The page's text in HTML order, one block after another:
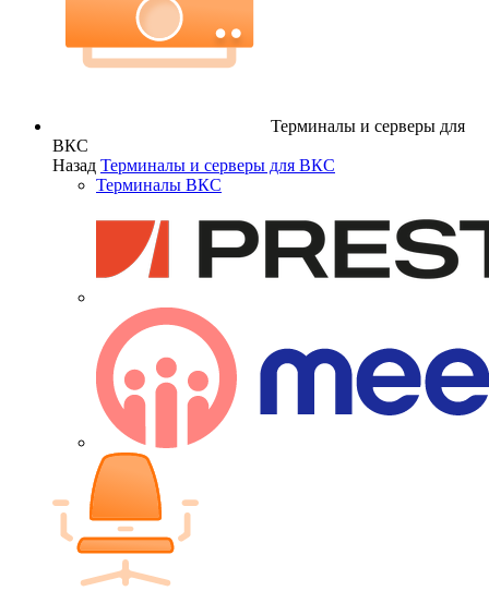
Терминалы и серверы для
ВКС
Назад Терминалы и серверы для ВКС
Терминалы ВКС